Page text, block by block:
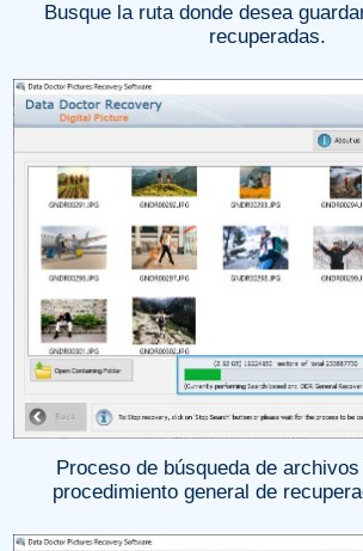
Busque la ruta donde desea
recuperadas.
Proceso de búsqueda de
procedimiento general de